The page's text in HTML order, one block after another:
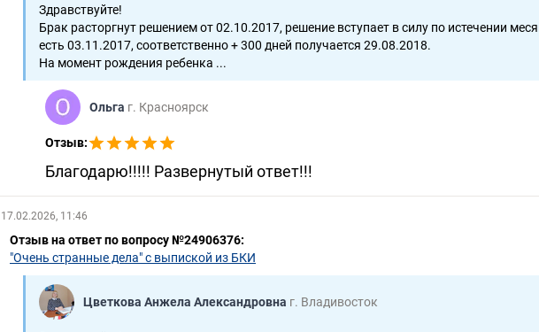
Здравствуйте!
Брак расторгнут решением от 02.10.2017, решение вступает в силу по истечении
есть 03.11.2017, соответственно + 300 дней получается 29.08.2018.
На момент рождения ребенка ...
Ольга г. Красноярск
Отзыв:
Благодарю!!!!! Развернутый ответ!!!
17.02.2026, 11:46
Отзыв на ответ по вопросу №24906376:
"Очень странные дела" с выпиской из БКИ
Цветкова Анжела Александровна г. Владивосток